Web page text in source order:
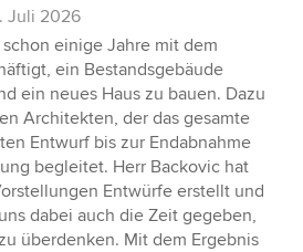
Juli 2026
schon einige Jahre mit dem
ein Bestandsgebäude
ein neues Haus zu bauen. Dazu
Architekten, der das gesamte
Entwurf bis zur Endabnahme
begleitet. Herr Backovic hat
Entwürfe erstellt und
dabei auch die Zeit gegeben,
überdenken. Mit dem Ergebnis